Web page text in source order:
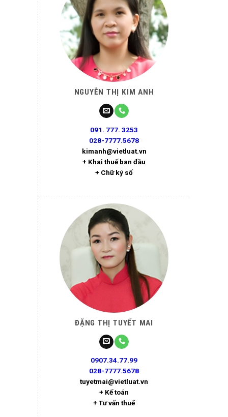
NGUYỄN THỊ KIM ANH
091. 777. 3253
028-7777.5678
kimanh@vietluat.vn
+ Khai thuế ban đầu
+ Chữ ký số
ĐẶNG THỊ TUYẾT MAI
0907.34.77.99
028-7777.5678
tuyetmai@vietluat.vn
+ Kế toán
+ Tư vấn thuế